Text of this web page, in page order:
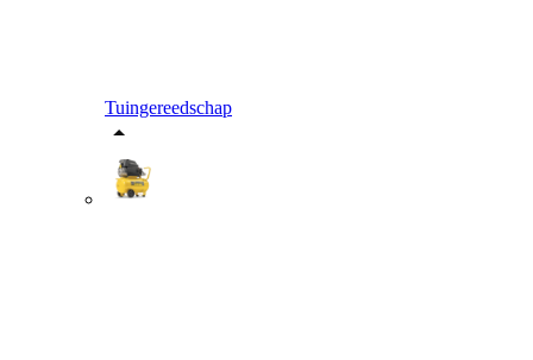
Tuingereedschap